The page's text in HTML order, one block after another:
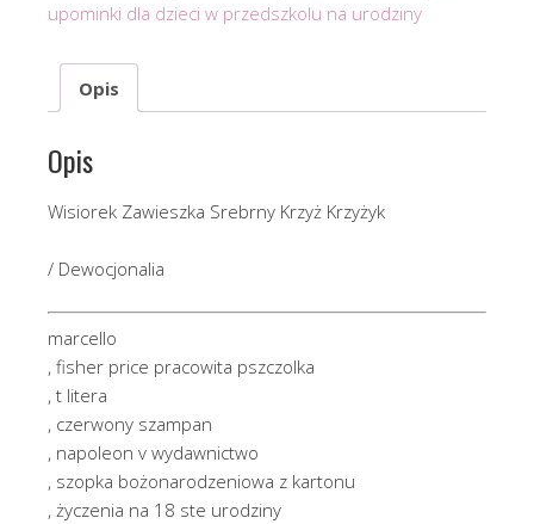
upominki dla dzieci w przedszkolu na urodziny
Opis
Opis
Wisiorek Zawieszka Srebrny Krzyż Krzyżyk
/ Dewocjonalia
marcello
, fisher price pracowita pszczolka
, t litera
, czerwony szampan
, napoleon v wydawnictwo
, szopka bożonarodzeniowa z kartonu
, życzenia na 18 ste urodziny